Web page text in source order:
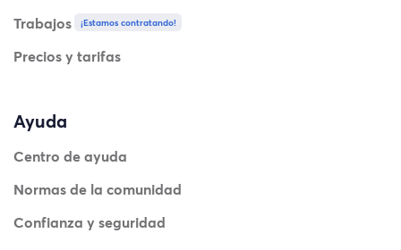
Trabajos
¡Estamos contratando!
Precios y tarifas
Ayuda
Centro de ayuda
Normas de la comunidad
Confianza y seguridad